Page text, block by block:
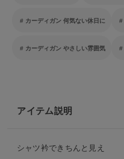
カーディガン 何気ない休日に
カーディガン やさしい雰囲気
アイテム説明
シャツ衿できちんと見え